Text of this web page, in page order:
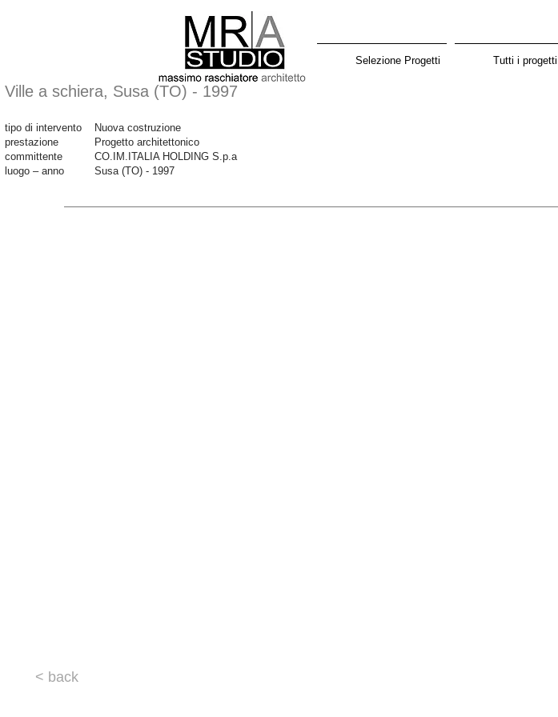
Selezione Progetti Tutti i progetti
Ville a schiera, Susa (TO) - 1997
tipo di intervento
prestazione
committente
luogo – anno
Nuova costruzione
Progetto architettonico
CO.IM.ITALIA HOLDING S.p.a
Susa (TO) - 1997
< back